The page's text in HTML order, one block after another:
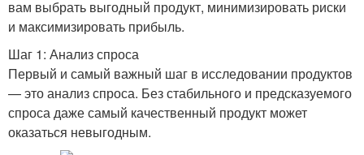
вам выбрать выгодный продукт, минимизировать риски
и максимизировать прибыль.
Шаг 1: Анализ спроса
Первый и самый важный шаг в исследовании продуктов
— это анализ спроса. Без стабильного и предсказуемого
спроса даже самый качественный продукт может
оказаться невыгодным.